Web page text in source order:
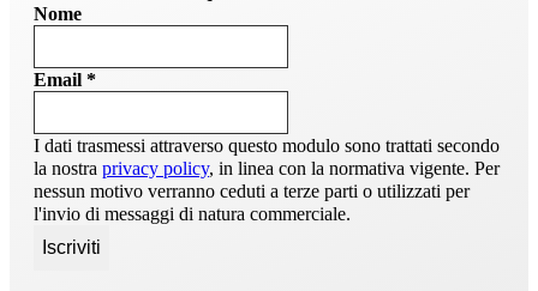
Nome
Email *
I dati trasmessi attraverso questo modulo sono trattati secondo
la nostra privacy policy, in linea con la normativa vigente. Per
nessun motivo verranno ceduti a terze parti o utilizzati per
l'invio di messaggi di natura commerciale.